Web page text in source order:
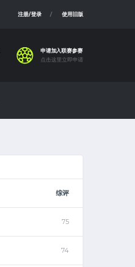
注册/登录 使用旧版
申请加入联赛参赛
点击这里立即申请
综评
75
74